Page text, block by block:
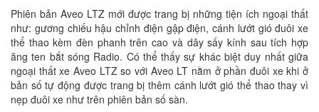
Phiên bản Aveo LTZ mới được trang bị những tiện ích ngoại thất
như: gương chiếu hậu chỉnh điện gập điện, cánh lướt gió đuôi xe
thể thao kèm đèn phanh trên cao và dây sấy kính sau tích hợp
ăng ten bắt sóng Radio. Có thể thấy sự khác biệt duy nhất giữa
ngoại thất xe Aveo LTZ so với Aveo LT nằm ở phần đuôi xe khi ở
bản số tự động được trang bị thêm cánh lướt gió thể thao thay vì
nẹp đuôi xe như trên phiên bản số sàn.